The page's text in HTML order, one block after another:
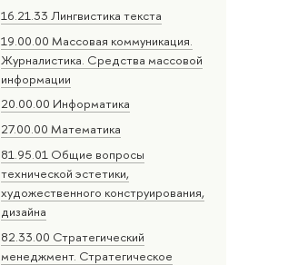
16.21.33 Лингвистика текста
19.00.00 Массовая коммуникация.
Журналистика. Средства массовой
информации
20.00.00 Информатика
27.00.00 Математика
81.95.01 Общие вопросы
технической эстетики,
художественного конструирования,
дизайна
82.33.00 Стратегический
менеджмент. Стратегическое